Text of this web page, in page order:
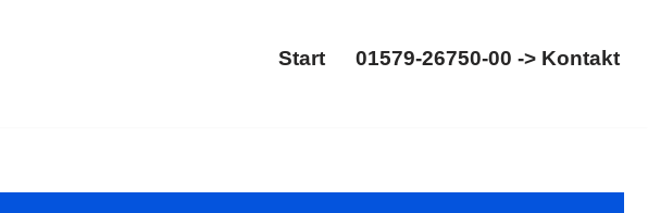
Start 01579-26750-00 -> Kontakt